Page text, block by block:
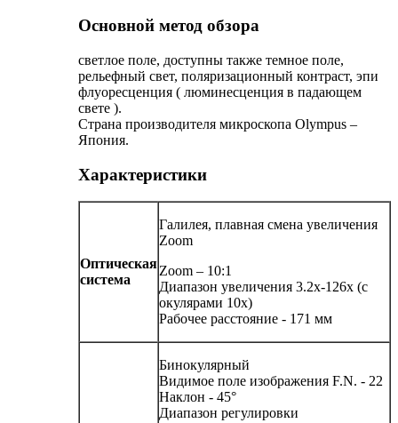
Основной метод обзора
светлое поле, доступны также темное поле,
рельефный свет, поляризационный контраст, эпи
флуоресценция ( люминесценция в падающем
свете ).
Страна производителя микроскопа Olympus –
Япония.
Характеристики
Оптическая
система
Галилея, плавная смена увеличения
Zoom
Zoom – 10:1
Диапазон увеличения 3.2x-126x (с
окулярами 10x)
Рабочее расстояние - 171 мм
Бинокулярный
Видимое поле изображения F.N. - 22
Наклон - 45°
Диапазон регулировки